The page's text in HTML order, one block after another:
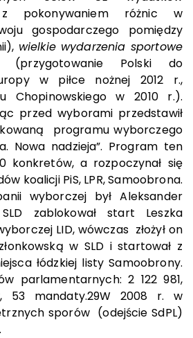
z pokonywaniem różnic w
gospodarczego pomiędzy
wielkie wydarzenia sportowe
(przygotowanie Polski do
w piłce nożnej 2012 r.,
Chopinowskiego w 2010 r.).
przed wyborami przedstawił
programu wyborczego
Nowa nadzieja”. Program ten
konkretów, a rozpoczynał się
koalicji PiS, LPR, Samoobrona.
wyborczej był Aleksander
SLD zablokował start Leszka
LID, wówczas złożył on
w SLD i startował z
łódzkiej listy Samoobrony.
parlamentarnych: 2 122 981,
53 mandaty.29W 2008 r. w
sporów (odejście SdPL)